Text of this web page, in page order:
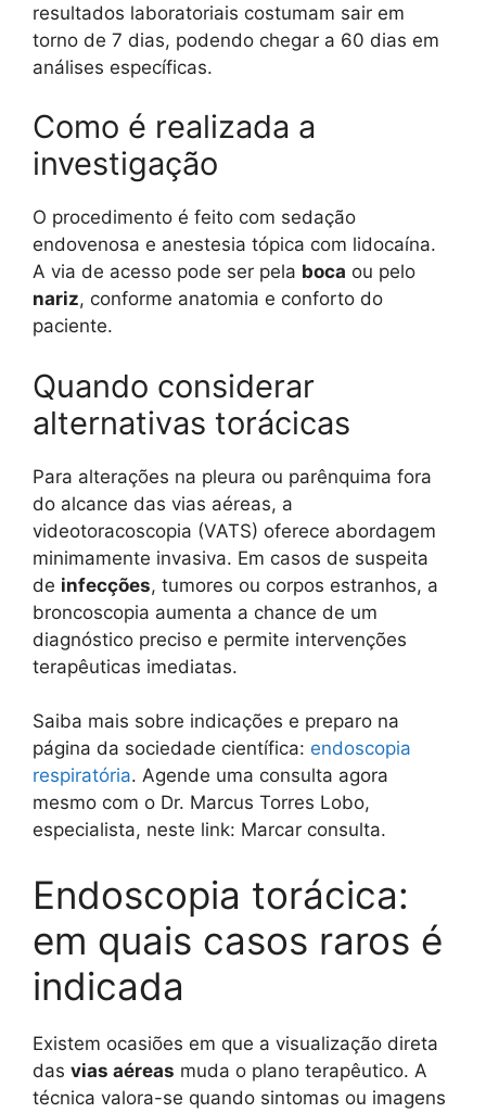
resultados laboratoriais costumam sair em
torno de 7 dias, podendo chegar a 60 dias em
análises específicas.
Como é realizada a
investigação
O procedimento é feito com sedação
endovenosa e anestesia tópica com lidocaína.
A via de acesso pode ser pela boca ou pelo
nariz, conforme anatomia e conforto do
paciente.
Quando considerar
alternativas torácicas
Para alterações na pleura ou parênquima fora
do alcance das vias aéreas, a
videotoracoscopia (VATS) oferece abordagem
minimamente invasiva. Em casos de suspeita
de infecções, tumores ou corpos estranhos, a
broncoscopia aumenta a chance de um
diagnóstico preciso e permite intervenções
terapêuticas imediatas.
Saiba mais sobre indicações e preparo na
página da sociedade científica: endoscopia
respiratória. Agende uma consulta agora
mesmo com o Dr. Marcus Torres Lobo,
especialista, neste link: Marcar consulta.
Endoscopia torácica:
em quais casos raros é
indicada
Existem ocasiões em que a visualização direta
das vias aéreas muda o plano terapêutico. A
técnica valora-se quando sintomas ou imagens